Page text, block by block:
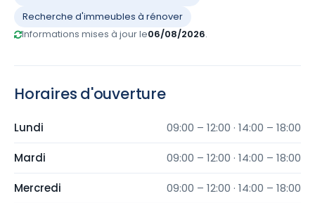
Recherche d'immeubles à rénover
Informations mises à jour le06/08/2026.
Horaires d'ouverture
Lundi 09:00 – 12:00 · 14:00 – 18:00
Mardi 09:00 – 12:00 · 14:00 – 18:00
Mercredi 09:00 – 12:00 · 14:00 – 18:00